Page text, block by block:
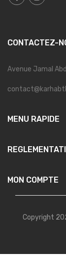
CONTACTEZ-
Avenue Jamal
MENU RAPIDE
MON COMPTE
Copyright